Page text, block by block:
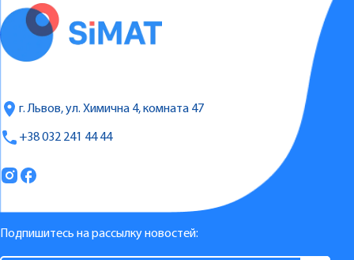
г. Львов, ул. Химична 4, комната 47
+38 032 241 44 44
Подпишитесь на рассылку новостей: